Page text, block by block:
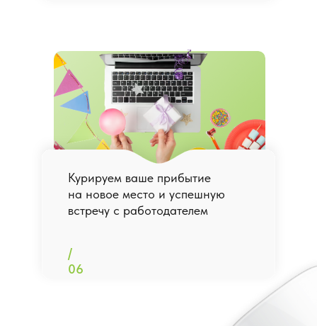
/
06
Курируем ваше прибытие
на новое место и успешную
встречу с работодателем